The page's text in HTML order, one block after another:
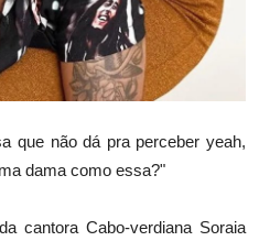
que não dá pra perceber yeah,
dama como essa?"
cantora Cabo-verdiana Soraia